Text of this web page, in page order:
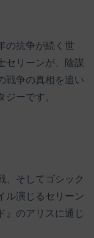
の抗争が続く世
セリーンが、陰謀
戦争の真相を追い
ーです。
、そしてゴシック
ル演じるセリーン
』のアリスに通じ